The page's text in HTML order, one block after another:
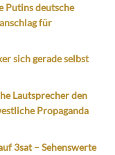
Putins deutsche
für
sich gerade selbst
Lautsprecher den
Propaganda
3sat – Sehenswerte